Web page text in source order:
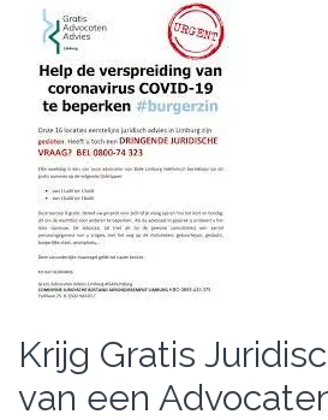
Krijg Gratis
van een